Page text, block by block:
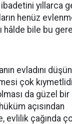
yıllarca
henüz
hâlde bile bu
evladını
çok
da güzel bir
açısından
evlilik çağında